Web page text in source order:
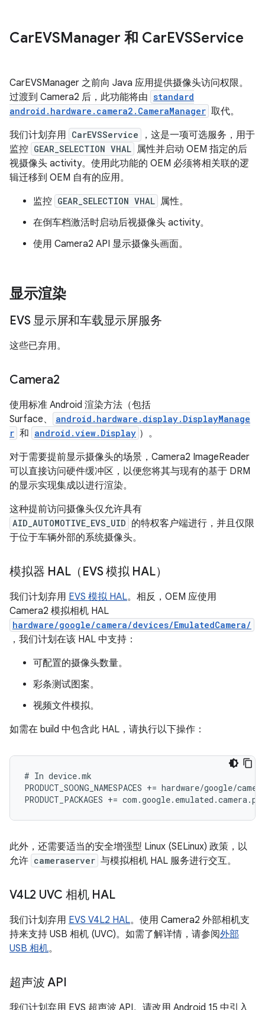
CarEVSManager 和 CarEVSService
CarEVSManager 之前向 Java 应用提供摄像头访问权限。
过渡到 Camera2 后，此功能将由 standard
android.hardware.camera2.CameraManager 取代。
我们计划弃用 CarEVSService
，这是一项可选服务，用于
监控 GEAR_SELECTION VHAL 属性并启动 OEM 指定的后
视摄像头 activity。使用此功能的 OEM 必须将相关联的逻
辑迁移到 OEM 自有的应用。
监控 GEAR_SELECTION VHAL 属性。
在倒车档激活时启动后视摄像头 activity。
使用 Camera2 API 显示摄像头画面。
显示渲染
EVS 显示屏和车载显示屏服务
这些已弃用。
Camera2
使用标准 Android 渲染方法（包括
Surface、
android.hardware.display.DisplayManage
r 和 android.view.Display ）。
对于需要提前显示摄像头的场景，Camera2 ImageReader
可以直接访问硬件缓冲区，以便您将其与现有的基于 DRM
的显示实现集成以进行渲染。
这种提前访问摄像头仅允许具有
AID_AUTOMOTIVE_EVS_UID 的特权客户端进行，并且仅限
于位于车辆外部的系统摄像头。
模拟器 HAL（EVS 模拟 HAL）
我们计划弃用 EVS 模拟 HAL。相反，OEM 应使用
Camera2 模拟相机 HAL
hardware/google/camera/devices/EmulatedCamera/
，我们计划在该 HAL 中支持：
可配置的摄像头数量。
彩条测试图案。
视频文件模拟。
如需在 build 中包含此 HAL，请执行以下操作：
# In device.mk
PRODUCT_SOONG_NAMESPACES += hardware/google/
此外，还需要适当的安全增强型 Linux (SELinux) 政策，以
允许 cameraserver 与模拟相机 HAL 服务进行交互。
V4L2 UVC 相机 HAL
我们计划弃用 EVS V4L2 HAL。使用 Camera2 外部相机支
持来支持 USB 相机 (UVC)。如需了解详情，请参阅外部
USB 相机。
超声波 API
我们计划弃用 EVS 超声波 API。请改用 Android 15 中引入